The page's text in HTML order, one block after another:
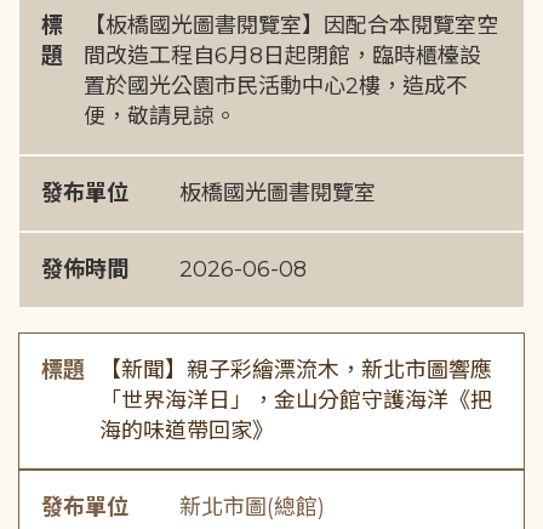
標
題
【板橋國光圖書閱覽室】因配合本閱覽室空
間改造工程自6月8日起閉館，臨時櫃檯設
置於國光公園市民活動中心2樓，造成不
便，敬請見諒。
發布單位 板橋國光圖書閱覽室
發佈時間 2026-06-08
標題
【新聞】親子彩繪漂流木，新北市圖響應
「世界海洋日」，金山分館守護海洋《把
海的味道帶回家》
發布單位 新北市圖(總館)